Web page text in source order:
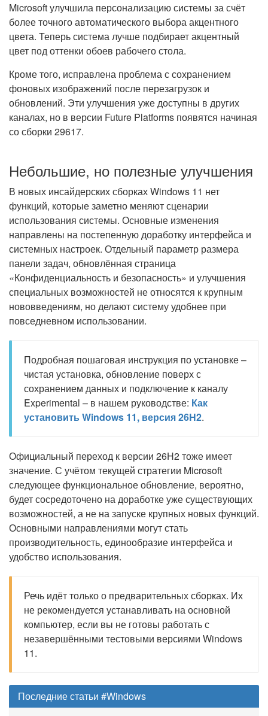
Microsoft улучшила персонализацию системы за счёт
более точного автоматического выбора акцентного
цвета. Теперь система лучше подбирает акцентный
цвет под оттенки обоев рабочего стола.
Кроме того, исправлена проблема с сохранением
фоновых изображений после перезагрузок и
обновлений. Эти улучшения уже доступны в других
каналах, но в версии Future Platforms появятся начиная
со сборки 29617.
Небольшие, но полезные улучшения
В новых инсайдерских сборках Windows 11 нет
функций, которые заметно меняют сценарии
использования системы. Основные изменения
направлены на постепенную доработку интерфейса и
системных настроек. Отдельный параметр размера
панели задач, обновлённая страница
«Конфиденциальность и безопасность» и улучшения
специальных возможностей не относятся к крупным
нововведениям, но делают систему удобнее при
повседневном использовании.
Подробная пошаговая инструкция по установке –
чистая установка, обновление поверх с
сохранением данных и подключение к каналу
Experimental – в нашем руководстве: Как
установить Windows 11, версия 26H2.
Официальный переход к версии 26H2 тоже имеет
значение. С учётом текущей стратегии Microsoft
следующее функциональное обновление, вероятно,
будет сосредоточено на доработке уже существующих
возможностей, а не на запуске крупных новых функций.
Основными направлениями могут стать
производительность, единообразие интерфейса и
удобство использования.
Речь идёт только о предварительных сборках. Их
не рекомендуется устанавливать на основной
компьютер, если вы не готовы работать с
незавершёнными тестовыми версиями Windows
11.
Последние статьи #Windows